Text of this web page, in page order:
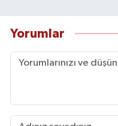
Yorumlar